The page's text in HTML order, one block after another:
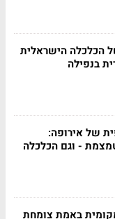
הכלכלה הישראלית
בנפילה
של אירופה:
- וגם הכלכלה
באמת צומחת